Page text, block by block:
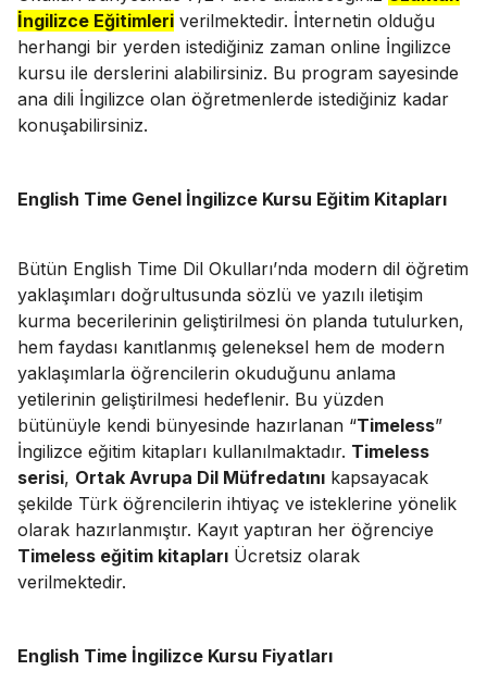
İngilizce Eğitimleri verilmektedir. İnternetin olduğu
herhangi bir yerden istediğiniz zaman online İngilizce
kursu ile derslerini alabilirsiniz. Bu program sayesinde
ana dili İngilizce olan öğretmenlerde istediğiniz kadar
konuşabilirsiniz.
English Time Genel İngilizce Kursu Eğitim Kitapları
Bütün English Time Dil Okulları’nda modern dil öğretim
yaklaşımları doğrultusunda sözlü ve yazılı iletişim
kurma becerilerinin geliştirilmesi ön planda tutulurken,
hem faydası kanıtlanmış geleneksel hem de modern
yaklaşımlarla öğrencilerin okuduğunu anlama
yetilerinin geliştirilmesi hedeflenir. Bu yüzden
bütünüyle kendi bünyesinde hazırlanan “Timeless”
İngilizce eğitim kitapları kullanılmaktadır. Timeless
serisi, Ortak Avrupa Dil Müfredatını kapsayacak
şekilde Türk öğrencilerin ihtiyaç ve isteklerine yönelik
olarak hazırlanmıştır. Kayıt yaptıran her öğrenciye
Timeless eğitim kitapları Ücretsiz olarak
verilmektedir.
English Time İngilizce Kursu Fiyatları